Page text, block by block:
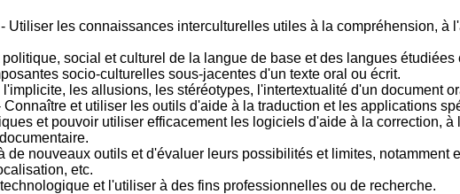
Utiliser les connaissances interculturelles utiles à la compréhension, à
social et culturel de la langue de base et des langues
socio-culturelles sous-jacentes d'un texte oral ou écrit.
les allusions, les stéréotypes, l'intertextualité d'un document
et utiliser les outils d'aide à la traduction et les applications
et pouvoir utiliser efficacement les logiciels d'aide à la correction,
de nouveaux outils et d'évaluer leurs possibilités et limites, notamment
etc.
et l'utiliser à des fins professionnelles ou de recherche.